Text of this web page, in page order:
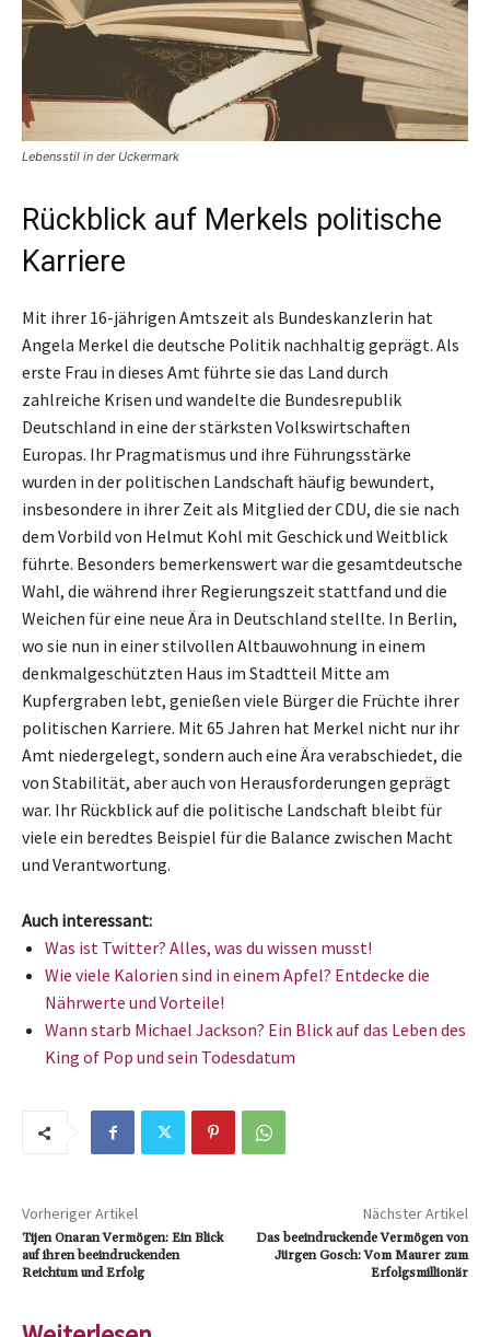
Lebensstil in der Uckermark
Rückblick auf Merkels politische
Karriere
Mit ihrer 16-jährigen Amtszeit als Bundeskanzlerin hat
Angela Merkel die deutsche Politik nachhaltig geprägt. Als
erste Frau in dieses Amt führte sie das Land durch
zahlreiche Krisen und wandelte die Bundesrepublik
Deutschland in eine der stärksten Volkswirtschaften
Europas. Ihr Pragmatismus und ihre Führungsstärke
wurden in der politischen Landschaft häufig bewundert,
insbesondere in ihrer Zeit als Mitglied der CDU, die sie nach
dem Vorbild von Helmut Kohl mit Geschick und Weitblick
führte. Besonders bemerkenswert war die gesamtdeutsche
Wahl, die während ihrer Regierungszeit stattfand und die
Weichen für eine neue Ära in Deutschland stellte. In Berlin,
wo sie nun in einer stilvollen Altbauwohnung in einem
denkmalgeschützten Haus im Stadtteil Mitte am
Kupfergraben lebt, genießen viele Bürger die Früchte ihrer
politischen Karriere. Mit 65 Jahren hat Merkel nicht nur ihr
Amt niedergelegt, sondern auch eine Ära verabschiedet, die
von Stabilität, aber auch von Herausforderungen geprägt
war. Ihr Rückblick auf die politische Landschaft bleibt für
viele ein beredtes Beispiel für die Balance zwischen Macht
und Verantwortung.
Auch interessant:
Was ist Twitter? Alles, was du wissen musst!
Wie viele Kalorien sind in einem Apfel? Entdecke die
Nährwerte und Vorteile!
Wann starb Michael Jackson? Ein Blick auf das Leben des
King of Pop und sein Todesdatum
Vorheriger Artikel
Tijen Onaran Vermögen: Ein Blick
auf ihren beeindruckenden
Reichtum und Erfolg
Nächster Artikel
Das beeindruckende Vermögen von
Jürgen Gosch: Vom Maurer zum
Erfolgsmillionär